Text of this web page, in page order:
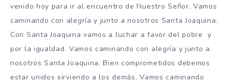
venido hoy para ir al encuentro de Nuestro Señor. Vamos
caminando con alegría y junto a nosotros Santa Joaquina.
Con Santa Joaquina vamos a luchar a favor del pobre y
por la igualdad. Vamos caminando con alegría y junto a
nosotros Santa Joaquina. Bien comprometidos debemos
estar unidos sirviendo a los demás. Vamos caminando